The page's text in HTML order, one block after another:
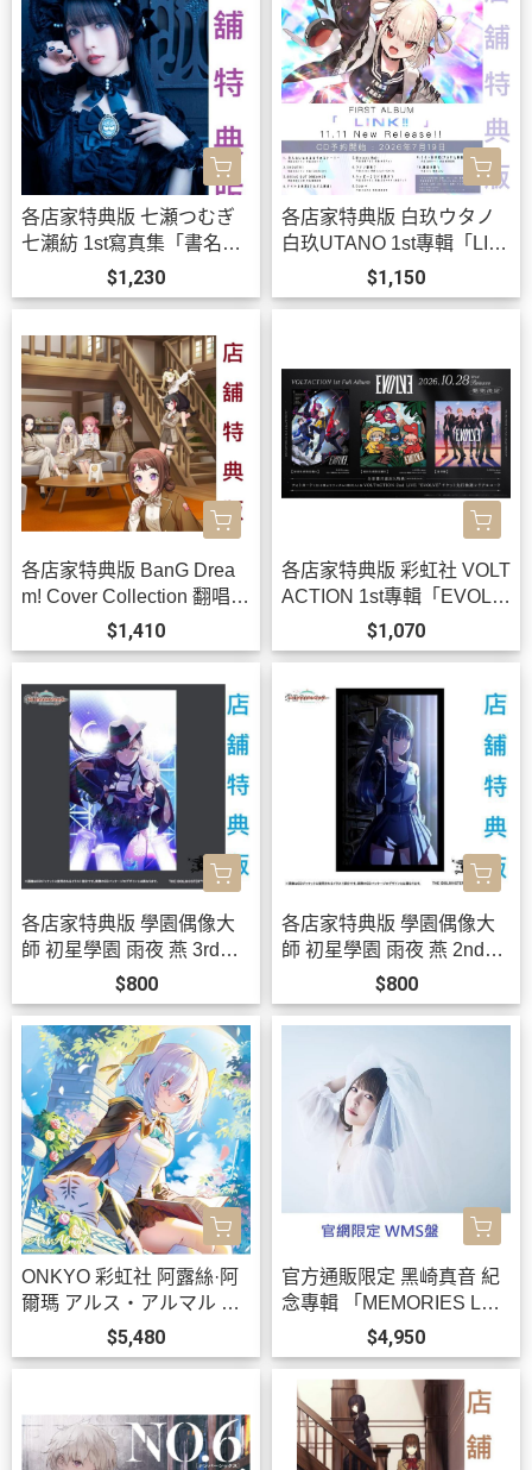
各店家特典版 七瀬つむぎ
七瀨紡 1st寫真集「書名未
定」學園偶像大師 有村麻
央*10/30發售!
$1,230
各店家特典版 白玖ウタノ
白玖UTANO 1st專輯「LIN
K!!」*11/11發售!
$1,150
各店家特典版 BanG Drea
m! Cover Collection 翻唱曲
專輯 Vol.11 *11/25發售!
$1,410
各店家特典版 彩虹社 VOLT
ACTION 1st專輯「EVOLV
E」0813 *10/28發售!
$1,070
各店家特典版 學園偶像大
師 初星學園 雨夜 燕 3rd單
曲「クライアイ」*12/2發
售!
$800
各店家特典版 學園偶像大
師 初星學園 雨夜 燕 2nd單
曲「三分半の創世」*12/2
發售!
$800
ONKYO 彩虹社 阿露絲·阿
爾瑪 アルス・アルマル 聯
名耳機 CP-TWS01E【跨
境】0814*11月上旬發售!
$5,480
官方通販限定 黑崎真音 紀
念專輯 「MEMORIES LAS
T」WMS盤 黒崎真音 *9/22
發售!0903
$4,950